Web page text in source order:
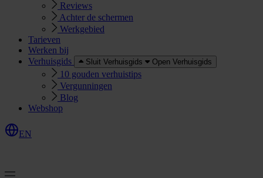
Reviews
Achter de schermen
Werkgebied
Tarieven
Werken bij
Verhuisgids
Sluit Verhuisgids Open Verhuisgids
10 gouden verhuistips
Vergunningen
Blog
Webshop
EN